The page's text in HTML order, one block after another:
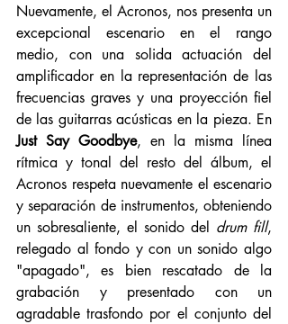
Nuevamente, el Acronos, nos presenta un
excepcional escenario en el rango
medio, con una solida actuación del
amplificador en la representación de las
frecuencias graves y una proyección fiel
Just Say Goodbye, en la misma línea
rítmica y tonal del resto del álbum, el
Acronos respeta nuevamente el escenario
y separación de instrumentos, obteniendo
un sobresaliente, el sonido del drum fill,
relegado al fondo y con un sonido algo
"apagado", es bien rescatado de la
grabación y presentado con un
agradable trasfondo por el conjunto del